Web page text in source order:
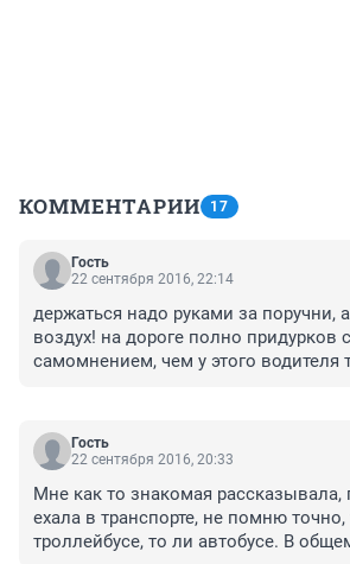
КОММЕНТАРИИ 17
Гость
22 сентября 2016, 22:14
держаться надо руками за поручни,
воздух! на дороге полно
самомнением, чем у этого водителя
общественный транспорт, в
там кто-то может упасть и
конечно свалят на водителя
хуже ездят, и там за рулем
там люди привыкли держаться. а
травму-никто и не пикнет, с
Гость
22 сентября 2016, 20:33
Мне как то знакомая рассказывала,
ехала в транспорте, не помню точно,
троллейбусе, то ли автобусе. В